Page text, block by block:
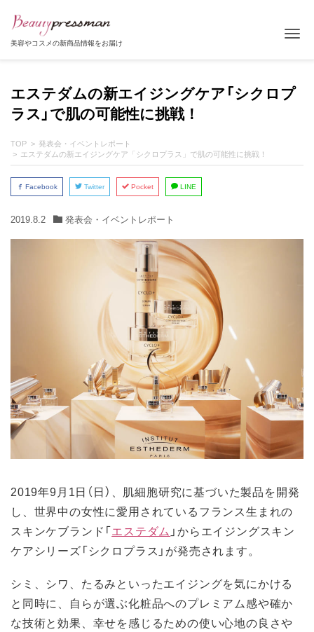
美容やコスメの新商品情報をお届け
エステダムの新エイジングケア「シクロプ
ラス」で肌の可能性に挑戦！
TOP
発表会・イベントレポート
エステダムの新エイジングケア「シクロプラス」で肌の可能性に挑戦！
Facebook Twitter Pocket LINE
2019.8.2 発表会・イベントレポート
2019年9月1日（日）、肌細胞研究に基づいた製品を開発
し、世界中の女性に愛用されているフランス生まれの
スキンケブランド「エステダム 」からエイジングスキン
ケアシリーズ「シクロプラス」が発売されます。
シミ、シワ、たるみといったエイジングを気にかける
と同時に、自らが選ぶ化粧品へのプレミアム感や確か
な技術と効果、幸せを感じるための使い心地の良さや